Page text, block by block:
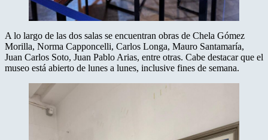
A lo largo de las dos salas se encuentran obras de Chela Gómez
Morilla, Norma Capponcelli, Carlos Longa, Mauro Santamaría,
Juan Carlos Soto, Juan Pablo Arias, entre otras. Cabe destacar que el
museo está abierto de lunes a lunes, inclusive fines de semana.